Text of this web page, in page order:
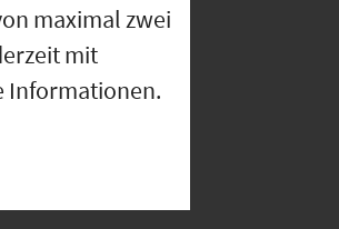
maximal zwei
mit
Informationen.